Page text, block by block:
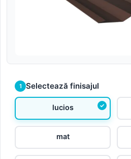
1 Selectează finisajul
lucios
mat